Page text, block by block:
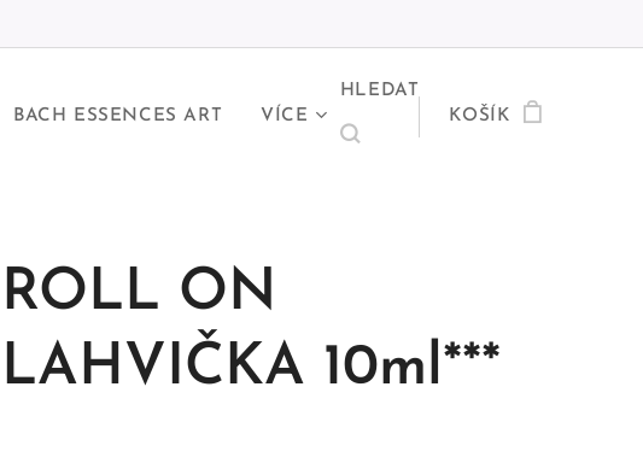
BACH ESSENCES ART VÍCE
HLEDAT
KOŠÍK
ROLL ON
LAHVIČKA 10ml***